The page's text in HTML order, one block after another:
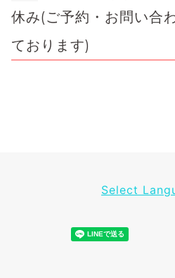
休み(ご予約・お問い合
ております)
Select